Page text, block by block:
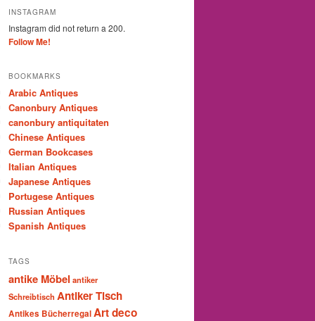
INSTAGRAM
Instagram did not return a 200.
Follow Me!
BOOKMARKS
Arabic Antiques
Canonbury Antiques
canonbury antiquitaten
Chinese Antiques
German Bookcases
Italian Antiques
Japanese Antiques
Portugese Antiques
Russian Antiques
Spanish Antiques
TAGS
antike Möbel antiker
Schreibtisch Antiker Tisch
Antikes BücherregalArt deco